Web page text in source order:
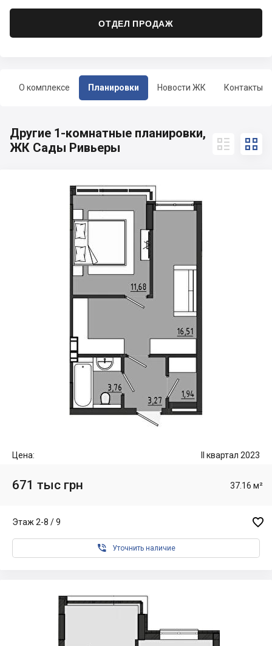
О комплексе Планировки Новости ЖК Контакты
ОТДЕЛ ПРОДАЖ
Другие 1-комнатные планировки,
ЖК Сады Ривьеры
 
Цена: II квартал 2023
671 тыс грн 37.16 м²
Этаж 2-8 / 9 
 Уточнить наличие